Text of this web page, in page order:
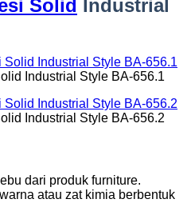
Solid
Industrial
Industrial Style BA-656.1
Industrial Style BA-656.2
dari produk furniture.
atau zat kimia berbentuk